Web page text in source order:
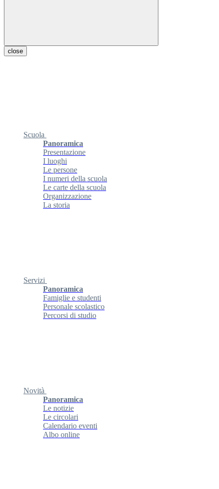
close
Scuola
Panoramica
Presentazione
I luoghi
Le persone
I numeri della scuola
Le carte della scuola
Organizzazione
La storia
Servizi
Panoramica
Famiglie e studenti
Personale scolastico
Percorsi di studio
Novità
Panoramica
Le notizie
Le circolari
Calendario eventi
Albo online